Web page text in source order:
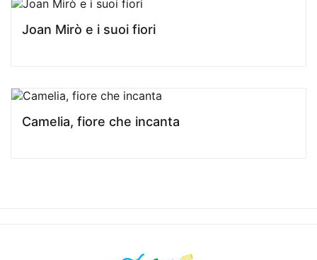
Joan Mirò e i suoi fiori
Camelia, fiore che incanta